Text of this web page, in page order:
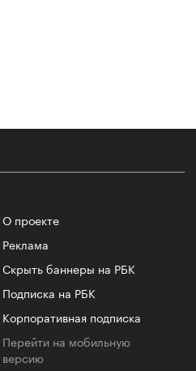
О проекте
Реклама
Скрыть баннеры на РБК
Подписка на РБК
Корпоративная подписка
Перейти на мобильную
версию